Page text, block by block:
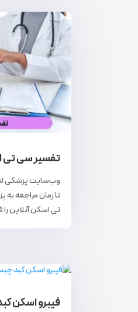
تفسیر سی تی
وب‌سایت پزشکی
تا زمان مراجعه
تی اسکن آنلاین
فیبرو اسکن